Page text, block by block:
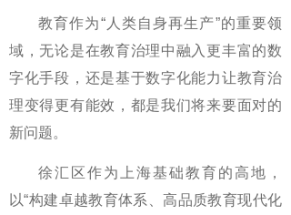
教育作为“人类自身再生产”的重要领
域，无论是在教育治理中融入更丰富的数
字化手段，还是基于数字化能力让教育治
理变得更有能效，都是我们将来要面对的
新问题。
徐汇区作为上海基础教育的高地，
以“构建卓越教育体系、高品质教育现代化